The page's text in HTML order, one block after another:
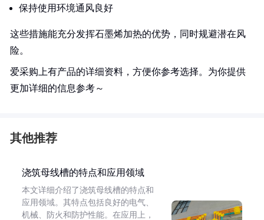
保持使用环境通风良好
这些措施能充分发挥石墨烯加热的优势，同时规避潜在风
险。
爱采购上有产品的详细资料，方便你参考选择。为你提供
更加详细的信息参考～
其他推荐
浇筑母线槽的特点和应用领域
本文详细介绍了浇筑母线槽的特点和
应用领域。其特点包括良好的电气、
机械、防火和防护性能。在应用上，